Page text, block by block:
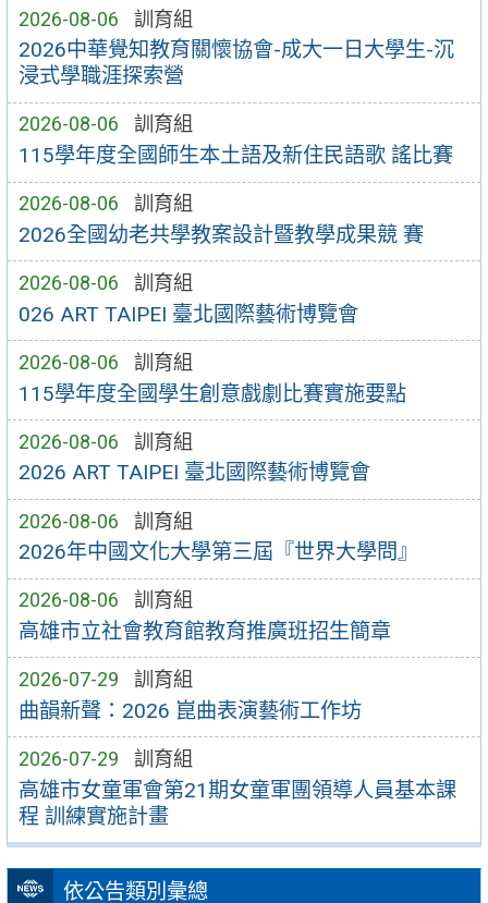
2026-08-06 訓育組
2026中華覺知教育關懷協會-成大一日大學生-沉
浸式學職涯探索營
2026-08-06 訓育組
115學年度全國師生本土語及新住民語歌 謠比賽
2026-08-06 訓育組
2026全國幼老共學教案設計暨教學成果競 賽
2026-08-06 訓育組
026 ART TAIPEI 臺北國際藝術博覽會
2026-08-06 訓育組
115學年度全國學生創意戲劇比賽實施要點
2026-08-06 訓育組
2026 ART TAIPEI 臺北國際藝術博覽會
2026-08-06 訓育組
2026年中國文化大學第三屆『世界大學問』
2026-08-06 訓育組
高雄市立社會教育館教育推廣班招生簡章
2026-07-29 訓育組
曲韻新聲：2026 崑曲表演藝術工作坊
2026-07-29 訓育組
高雄市女童軍會第21期女童軍團領導人員基本課
程 訓練實施計畫
依公告類別彙總